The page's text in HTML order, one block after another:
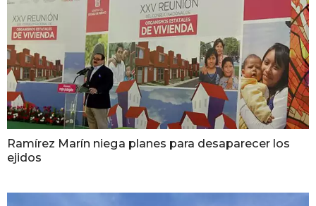
Ramírez Marín niega planes para desaparecer los
ejidos